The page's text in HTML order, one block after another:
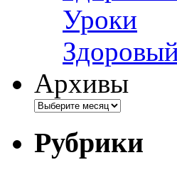
Уроки
Архивы
Рубрики